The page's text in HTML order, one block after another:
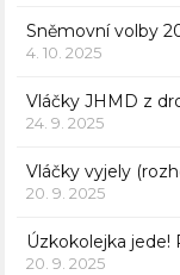
Sněmovní volby
4. 10. 2025
Vláčky JHMD z
24. 9. 2025
Vláčky vyjely
20. 9. 2025
Úzkokolejka
20. 9. 2025